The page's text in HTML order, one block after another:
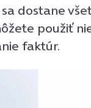
dostane
použiť
faktúr.